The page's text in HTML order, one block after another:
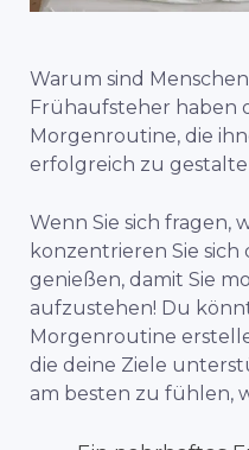
Warum sind
Frühaufsteher haben
Morgenroutine, die
erfolgreich zu
Wenn Sie sich fragen,
konzentrieren Sie
genießen, damit Sie
aufzustehen! Du
Morgenroutine
die deine Ziele
am besten zu fühlen,